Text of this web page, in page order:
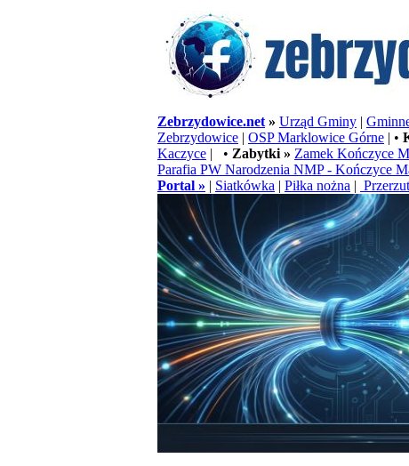
Zebrzydowice.net » Urząd Gminy |
Zebrzydowice | OSP Marklowice Górne | •
Kaczyce | • Zabytki » Zamek Kończyce
Parafia PW Narodzenia NMP - Kończyce
Portal » | Siatkówka | Piłka nożna |